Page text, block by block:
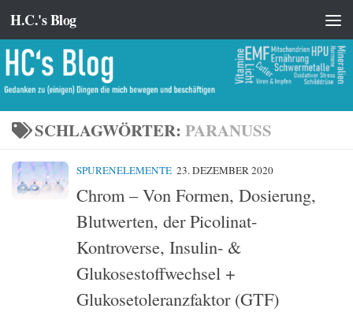
Zum Inhalt springen
H.C.'s Blog
SCHLAGWÖRTER: PARANUSS
SPURENELEMENTE 23. DEZEMBER 2020
Chrom – Von Formen, Dosierung,
Blutwerten, der Picolinat-
Kontroverse, Insulin- &
Glukosestoffwechsel +
Glukosetoleranzfaktor (GTF)